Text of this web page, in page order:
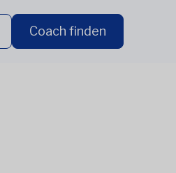
Coach finden